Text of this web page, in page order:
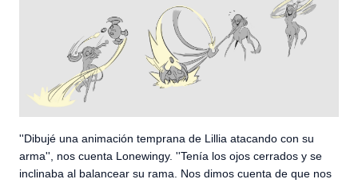
''Dibujé una animación temprana de Lillia atacando con su
arma'', nos cuenta Lonewingy. ''Tenía los ojos cerrados y se
inclinaba al balancear su rama. Nos dimos cuenta de que nos